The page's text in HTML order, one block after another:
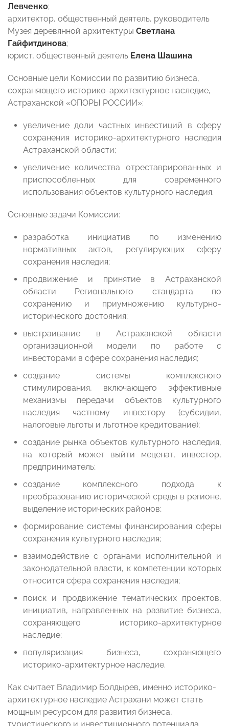
Левченко;
архитектор, общественный деятель, руководитель
Музея деревянной архитектуры Светлана
Гайфитдинова;
юрист, общественный деятель Елена Шашина.
Основные цели Комиссии по развитию бизнеса,
сохраняющего историко-архитектурное наследие,
Астраханской «ОПОРЫ РОССИИ»:
увеличение доли частных инвестиций в сферу
сохранения историко-архитектурного наследия
Астраханской области;
увеличение количества отреставрированных и
приспособленных для современного
использования объектов культурного наследия.
Основные задачи Комиссии:
разработка инициатив по изменению
нормативных актов, регулирующих сферу
сохранения наследия;
продвижение и принятие в Астраханской
области Регионального стандарта по
сохранению и приумножению культурно-
исторического достояния;
выстраивание в Астраханской области
организационной модели по работе с
инвесторами в сфере сохранения наследия;
создание системы комплексного
стимулирования, включающего эффективные
механизмы передачи объектов культурного
наследия частному инвестору (субсидии,
налоговые льготы и льготное кредитование);
создание рынка объектов культурного наследия,
на который может выйти меценат, инвестор,
предприниматель;
создание комплексного подхода к
преобразованию исторической среды в регионе,
выделение исторических районов;
формирование системы финансирования сферы
сохранения культурного наследия;
взаимодействие с органами исполнительной и
законодательной власти, к компетенции которых
относится сфера сохранения наследия;
поиск и продвижение тематических проектов,
инициатив, направленных на развитие бизнеса,
сохраняющего историко-архитектурное
наследие;
популяризация бизнеса, сохраняющего
историко-архитектурное наследие.
Как считает Владимир Болдырев, именно историко-
архитектурное наследие Астрахани может стать
мощным ресурсом для развития бизнеса,